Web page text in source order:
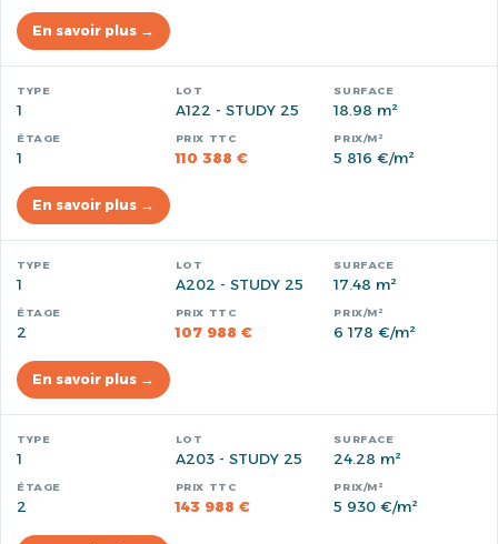
En savoir plus →
1 A122 - STUDY 25 18.98 m²
1 110 388 € 5 816 €/m²
En savoir plus →
1 A202 - STUDY 25 17.48 m²
2 107 988 € 6 178 €/m²
En savoir plus →
1 A203 - STUDY 25 24.28 m²
2 143 988 € 5 930 €/m²